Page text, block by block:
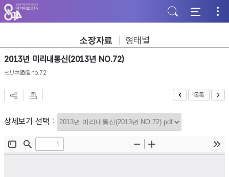
주
메
뉴
가
기
본
문
바
기
하
단
바
기
소장자료 형태별
2013년 미리내통신(2013년 NO.72)
ミリネ通信 no.72
목록
상세보기 선택 :